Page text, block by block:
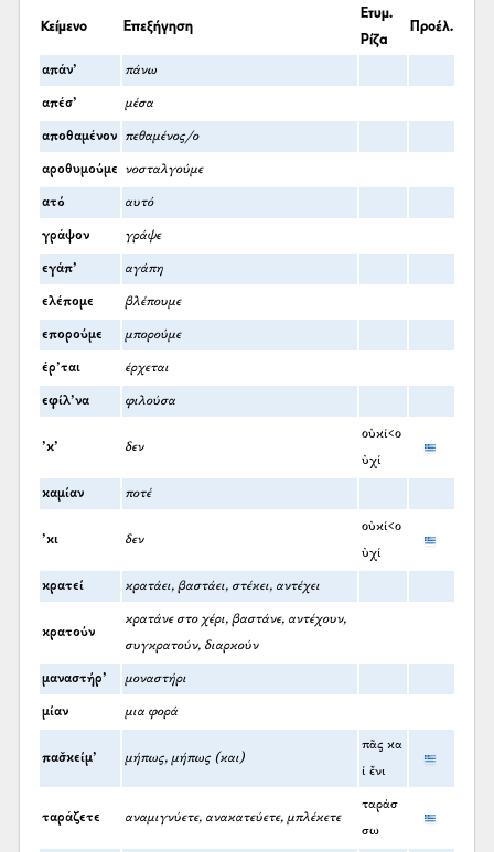
Κείμενο Επεξήγηση
Ετυμ.
Ρίζα
Προέλ.
απάν’ πάνω
απέσ’ μέσα
αποθαμένον πεθαμένος/ο
αροθυμούμε νοσταλγούμε
ατό αυτό
γράψον γράψε
εγάπ’ αγάπη
ελέπομε βλέπουμε
επορούμε μπορούμε
έρ’ται έρχεται
εφίλ’να φιλούσα
’κ’ δεν
οὐκί<ο
ὐχί
καμίαν ποτέ
’κι δεν
οὐκί<ο
ὐχί
κρατεί κρατάει, βαστάει, στέκει, αντέχει
κρατούν
κρατάνε στο χέρι, βαστάνε, αντέχουν,
συγκρατούν, διαρκούν
μαναστήρ’ μοναστήρι
μίαν μια φορά
πασ̌κείμ’ μήπως, μήπως (και)
πᾶς κα
ί ἔνι
ταράζετε αναμιγνύετε, ανακατεύετε, μπλέκετε
ταράσ
σω